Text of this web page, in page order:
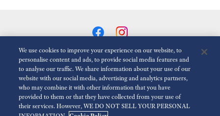
Animationen Reduzieren Deaktiviert
Für die presse Nutzungsbedingungen Datenschutzbestimmungen
We use cookies to improve your experience on our website, to
personalise content and ads, to provide social media features and
to analyse our traffic. We share information about your use of our
website with our social media, advertising and analytics partners,
who may combine it with other information that you have
provided to them or that they have collected from your use of
their services. However, WE DO NOT SELL YOUR PERSONAL